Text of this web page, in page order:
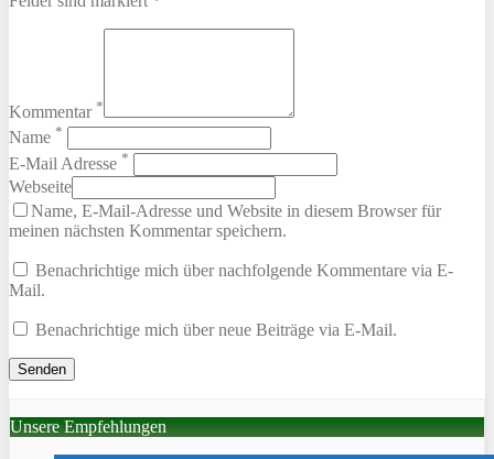
Kommentar *
Name *
E-Mail Adresse *
Webseite
Name, E-Mail-Adresse und Website in diesem Browser für
meinen nächsten Kommentar speichern.
Benachrichtige mich über nachfolgende Kommentare via E-
Mail.
Benachrichtige mich über neue Beiträge via E-Mail.
Unsere Empfehlungen